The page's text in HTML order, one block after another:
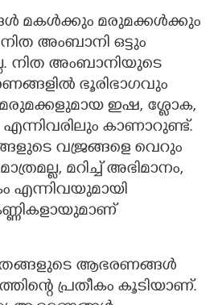
മകൾക്കും മരുമക്കൾക്കും
അംബാനി ഒട്ടും
നിത അംബാനിയുടെ
ഭൂരിഭാഗവും
ഇഷ, ശ്ലോക,
കാണാറുണ്ട്.
വജ്രങ്ങളെ വെറും
മറിച്ച് അഭിമാനം,
എന്നിവയുമായി
തങ്ങളുടെ ആഭരണങ്ങൾ
പ്രതീകം കൂടിയാണ്.